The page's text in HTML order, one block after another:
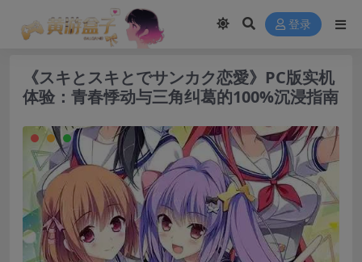
登录
《スキとスキとでサンカク恋愛》PC版实机
体验：青春悸动与三角纠葛的100%沉浸指南